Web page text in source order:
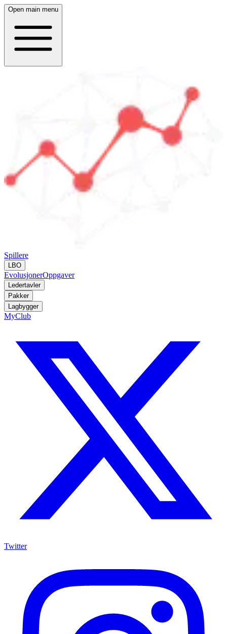
Open main menu
Spillere
LBO
EvolusjonerOppgaver
Ledertavler
Pakker
Lagbygger
MyClub
Twitter